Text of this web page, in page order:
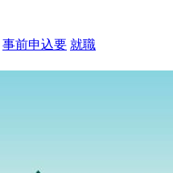
事前申込要 就職